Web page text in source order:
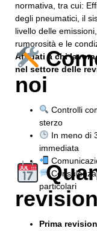
normativa, tra cui:
degli pneumatici, il
livello delle
rumorosità e le
Affidati a chi
nel settore delle
noi
Controlli
sterzo
In meno di
immediata
particolari
Prima